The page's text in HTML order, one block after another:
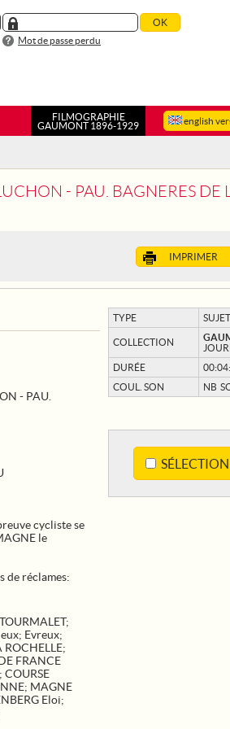
Mot de passe perdu
english
FILMOGRAPHIE
GAUMONT 1896-1929
- PAU. BAGNERES DE LUCHON -
IMPRIMER
TYPE SUJET
COLLECTION
DURÉE
COUL. SON
NB
- PAU.
cycliste se
le
de réclames:
;
; Evreux;
ROCHELLE;
FRANCE
; COURSE
; MAGNE
Eloi;